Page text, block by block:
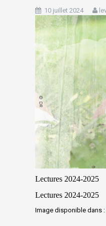
10 juillet 2024
Lectures 2024-2025
Lectures 2024-2025
Image disponible dans :